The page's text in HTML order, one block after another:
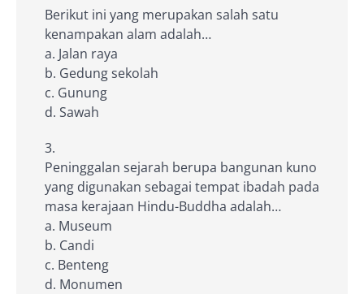
Berikut ini yang merupakan salah satu
kenampakan alam adalah…
a. Jalan raya
b. Gedung sekolah
c. Gunung
d. Sawah
Peninggalan sejarah berupa bangunan kuno
yang digunakan sebagai tempat ibadah pada
masa kerajaan Hindu-Buddha adalah…
a. Museum
b. Candi
c. Benteng
d. Monumen